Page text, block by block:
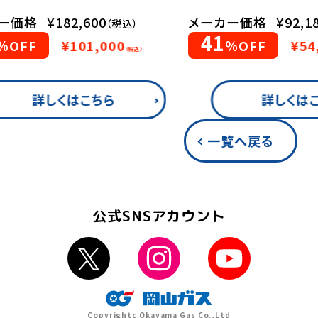
価格 ¥182,600（税込）
OFF ¥101,000 （税込）
詳しくはこちら
メーカー価格
41％OFF
詳しくは
一覧へ戻る
公式SNSアカウント
Copyrightc Okayama Gas Co.,Ltd